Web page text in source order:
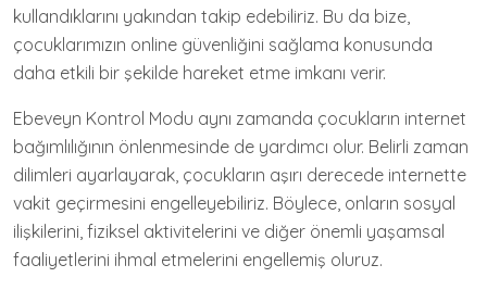
kullandıklarını yakından takip edebiliriz. Bu da bize,
çocuklarımızın online güvenliğini sağlama konusunda
daha etkili bir şekilde hareket etme imkanı verir.
Ebeveyn Kontrol Modu aynı zamanda çocukların internet
bağımlılığının önlenmesinde de yardımcı olur. Belirli zaman
dilimleri ayarlayarak, çocukların aşırı derecede internette
vakit geçirmesini engelleyebiliriz. Böylece, onların sosyal
ilişkilerini, fiziksel aktivitelerini ve diğer önemli yaşamsal
faaliyetlerini ihmal etmelerini engellemiş oluruz.